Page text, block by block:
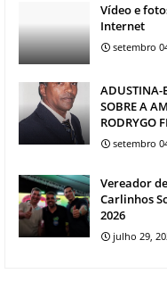
Vídeo e
Internet
setembro
ADUSTINA-
SOBRE A
RODRYGO
setembro
Vereador
Carlinhos
2026
julho 29,